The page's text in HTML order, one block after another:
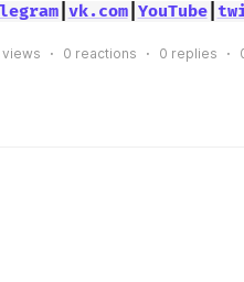
| vk.com| YouTube|
views 0 reactions 0 replies